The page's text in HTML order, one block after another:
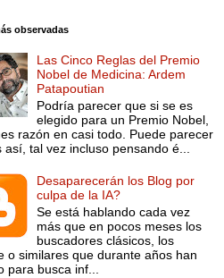
observadas
Las Cinco Reglas del Premio
Nobel de Medicina: Ardem
Patapoutian
Podría parecer que si se es
elegido para un Premio Nobel,
razón en casi todo. Puede parecer
así, tal vez incluso pensando é...
Desaparecerán los Blog por
culpa de la IA?
Se está hablando cada vez
más que en pocos meses los
buscadores clásicos, los
o similares que durante años han
para busca inf...